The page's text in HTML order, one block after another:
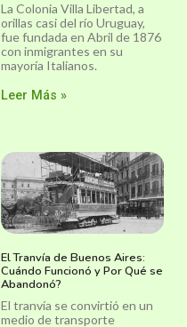
La Colonia Villa Libertad, a
orillas casi del río Uruguay,
fue fundada en Abril de 1876
con inmigrantes en su
mayoría Italianos.
Leer Más »
El Tranvía de Buenos Aires:
Cuándo Funcionó y Por Qué se
Abandonó?
El tranvía se convirtió en un
medio de transporte